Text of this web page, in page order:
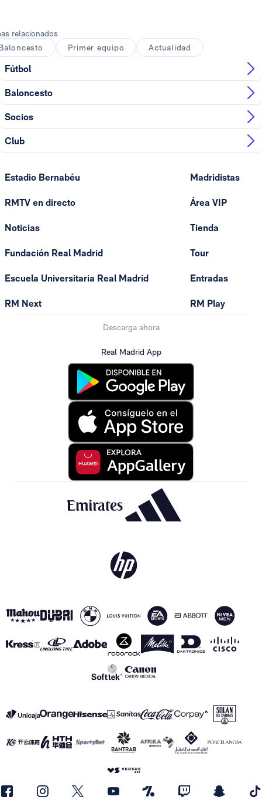
relacionados
Primer equipo Actualidad
Fútbol
Baloncesto
Socios
Club
Estadio Bernabéu
RMTV en directo
Noticias
Fundación Real Madrid
Escuela Universitaria Real Madrid
RM Next
Madridistas
Área VIP
Tienda
Tour
Entradas
RM Play
Descarga ahora
Real Madrid App